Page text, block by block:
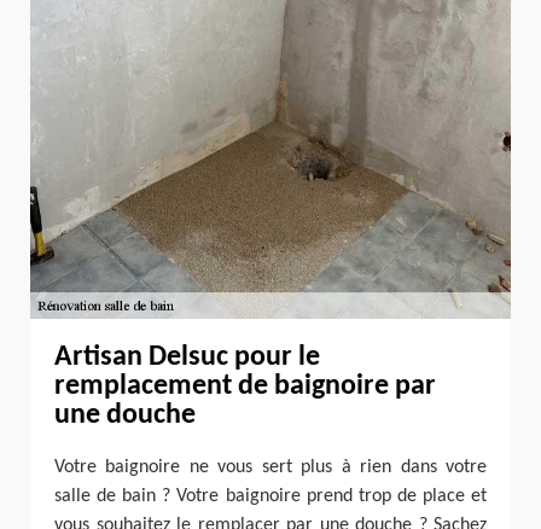
Artisan Delsuc pour le
remplacement de baignoire par
une douche
Votre baignoire ne vous sert plus à rien dans votre
salle de bain ? Votre baignoire prend trop de place et